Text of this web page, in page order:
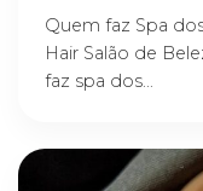
Quem faz Spa
Hair Salão de
faz spa dos...